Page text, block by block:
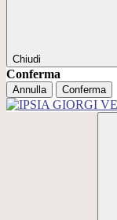
Chiudi
Conferma
Annulla Conferma